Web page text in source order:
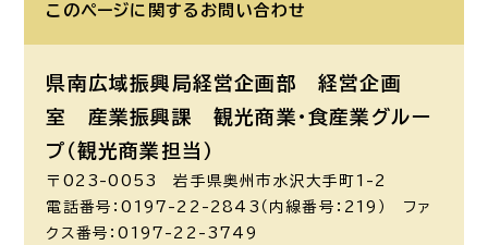
このページに関する お問い合わせ
県南広域振興局経営企画部 経営企画
室 産業振興課 観光商業・食産業グルー
プ（観光商業担当）
〒023-0053 岩手県奥州市水沢大手町1-2
電話番号：0197-22-2843（内線番号：219） ファ
クス番号：0197-22-3749